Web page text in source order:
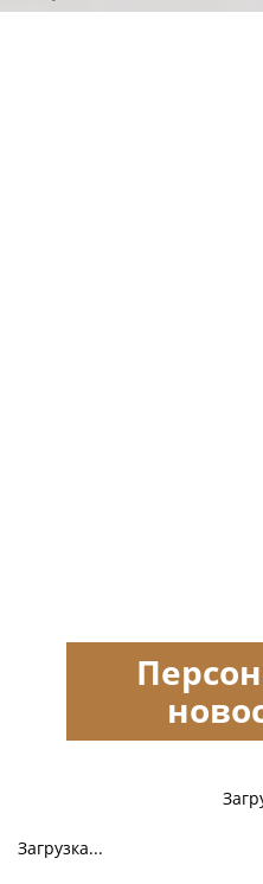
Загрузка...